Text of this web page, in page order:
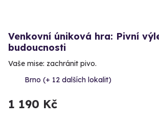
Venkovní úniková hra: Pivní
budoucnosti
Vaše mise: zachránit pivo.
Brno (+ 12 dalších lokalit)
1 190 Kč